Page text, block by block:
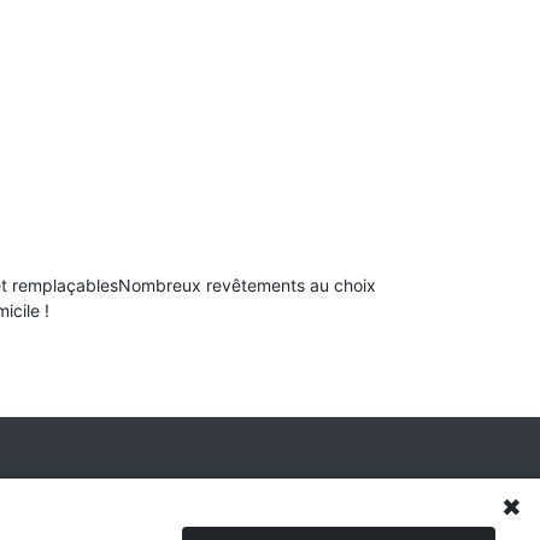
remplaçablesNombreux revêtements au choix
!
✖